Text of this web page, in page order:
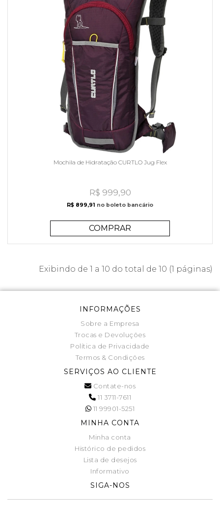
Mochila de Hidratação CURTLO Jug Flex
R$ 999,90
R$ 899,91 no boleto bancário
COMPRAR
Exibindo de 1 a 10 do total de 10 (1 páginas)
INFORMAÇÕES
Sobre a Empresa
Trocas e Devoluções
Política de Privacidade
Termos & Condições
SERVIÇOS AO CLIENTE
Contate-nos
11 3711-7611
11 99901-5251
MINHA CONTA
Minha conta
Histórico de pedidos
Lista de desejos
Informativo
SIGA-NOS